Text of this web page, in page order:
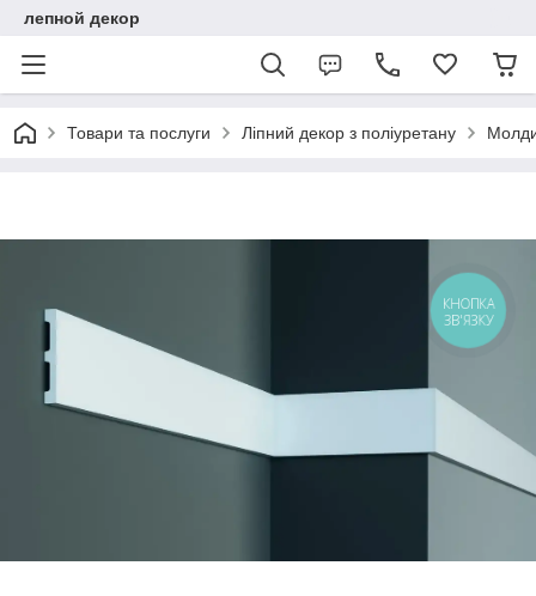
лепной декор
Товари та послуги Ліпний декор з поліуретану
КНОПКА
ЗВ'ЯЗКУ